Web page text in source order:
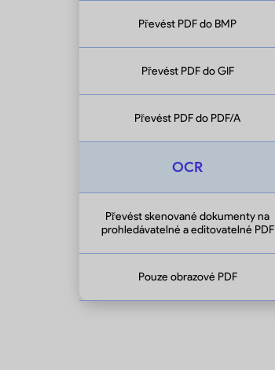
Převést PDF do BMP
Převést PDF do GIF
Převést PDF do PDF/A
OCR
Převést skenované dokumenty na
prohledávatelné a editovatelné PDF
Pouze obrazové PDF